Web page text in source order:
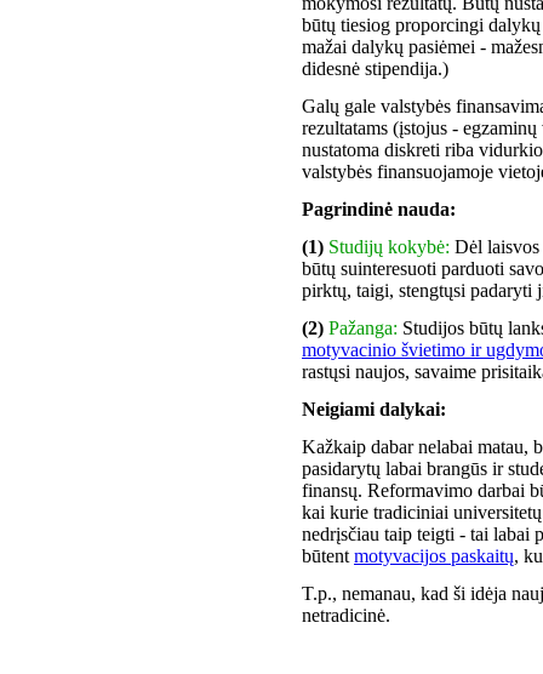
būtų tiesiog proporcingi
mažai dalykų pasiėmei -
didesnė stipendija.)
Galų gale valstybės
rezultatams (įstojus -
nustatoma diskreti riba
valstybės finansuojamoje
Pagrindinė nauda:
(1) Studijų kokybė: Dėl laisvos
būtų suinteresuoti parduoti
pirktų, taigi, stengtųsi padaryti
(2) Pažanga: Studijos būtų
motyvacinio švietimo ir
rastųsi naujos, savaime
Neigiami dalykai:
Kažkaip dabar nelabai matau,
pasidarytų labai brangūs ir
finansų. Reformavimo darbai
kai kurie tradiciniai
nedrįsčiau taip teigti - tai labai
būtent motyvacijos paskaitų,
T.p., nemanau, kad ši idėja
netradicinė.